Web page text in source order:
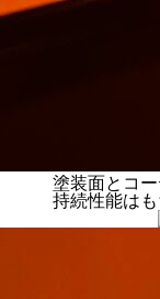
塗装面とコ
持続性能は